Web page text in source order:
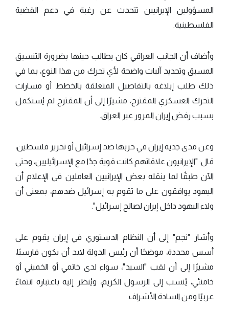
المسؤولين الإيرانيين تتحدث عن رغبة في دعم القضية
الفلسطينية.
وأضاف أن الجانب العراقي كان يطالب حينها بضرورة التنسيق
المسبق وتحديد آليات واضحة لأي تحرك من هذا النوع، بما في
ذلك طلب إبلاغه بالتفاصيل المتعلقة بالخطط أو مسارات
التحرك العسكري المقترح، مشيرًا إلى أن المقترح لم يُستكمل
بسبب رفض إيران المرور عبر العراق.
وعن مدى جدية إيران في حربها ضد إسرائيل أو تحرير فلسطين،
قال: "الإيرانيون علاقاتهم كانت قوية جدًا مع الإسرائيليين، وحتى
الآن طبقًا لما ينقله بعض الإيرانيين العاملين في الإعلام أن
اليهود يوافقون على ما تقوم به إسرائيل ضدهم، بمعنى أن
ولاء اليهود داخل إيران لصالح إسرائيل".
وأشار "نجم" إلى أن النظام الدستوري في إيران يقوم على
أسس محددة، موضحًا أن رئيس الدولة لابد أن يكون فارسيًا،
مشيرًا إلى أن لقب "السيد"، سواء لدى خاتمي أو الخميني أو
خامنئي، يُنسب إلى الرسول الكريم، ويُنظر إليه باعتباره انتماءً
عربيًا ومن السادة الأشراف.